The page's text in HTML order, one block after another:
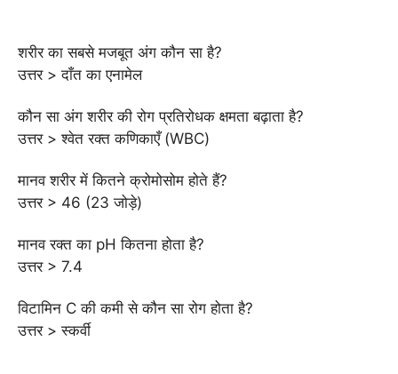
शरीर का सबसे मजबूत अंग कौन सा है?
उत्तर > दाँत का एनामेल
कौन सा अंग शरीर की रोग प्रतिरोधक क्षमता बढ़ाता है?
उत्तर > श्वेत रक्त कणिकाएँ (WBC)
मानव शरीर में कितने क्रोमोसोम होते हैं?
उत्तर > 46 (23 जोड़े)
मानव रक्त का pH कितना होता है?
उत्तर > 7.4
विटामिन C की कमी से कौन सा रोग होता है?
उत्तर > स्कर्वी